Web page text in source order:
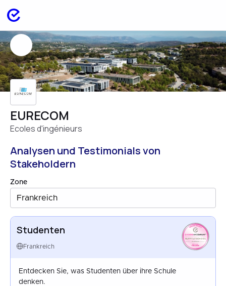
EURECOM
Ecoles d'ingénieurs
Analysen und Testimonials von
Stakeholdern
Zone
Frankreich
Studenten
Frankreich
HAPPYATSCHOOL
FRANCE
FEB 2026
Entdecken Sie, was Studenten über ihre Schule
denken.